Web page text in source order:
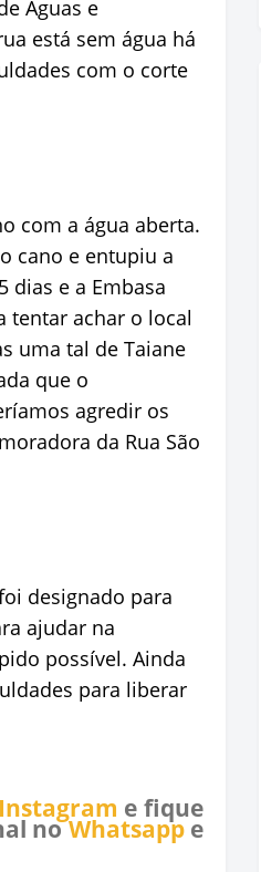
Águas e
está sem água há
com o corte
com a água aberta.
cano e entupiu a
dias e a Embasa
tentar achar o local
uma tal de Taiane
que o
agredir os
da Rua São
designado para
ajudar na
possível. Ainda
para liberar
Instagram e fique
noWhatsappe